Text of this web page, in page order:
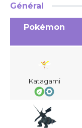
Général
Pokémon
Katagami